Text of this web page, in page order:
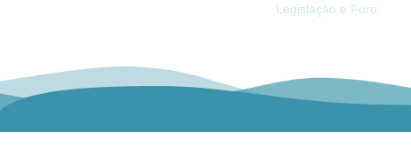
Legislação e Foro